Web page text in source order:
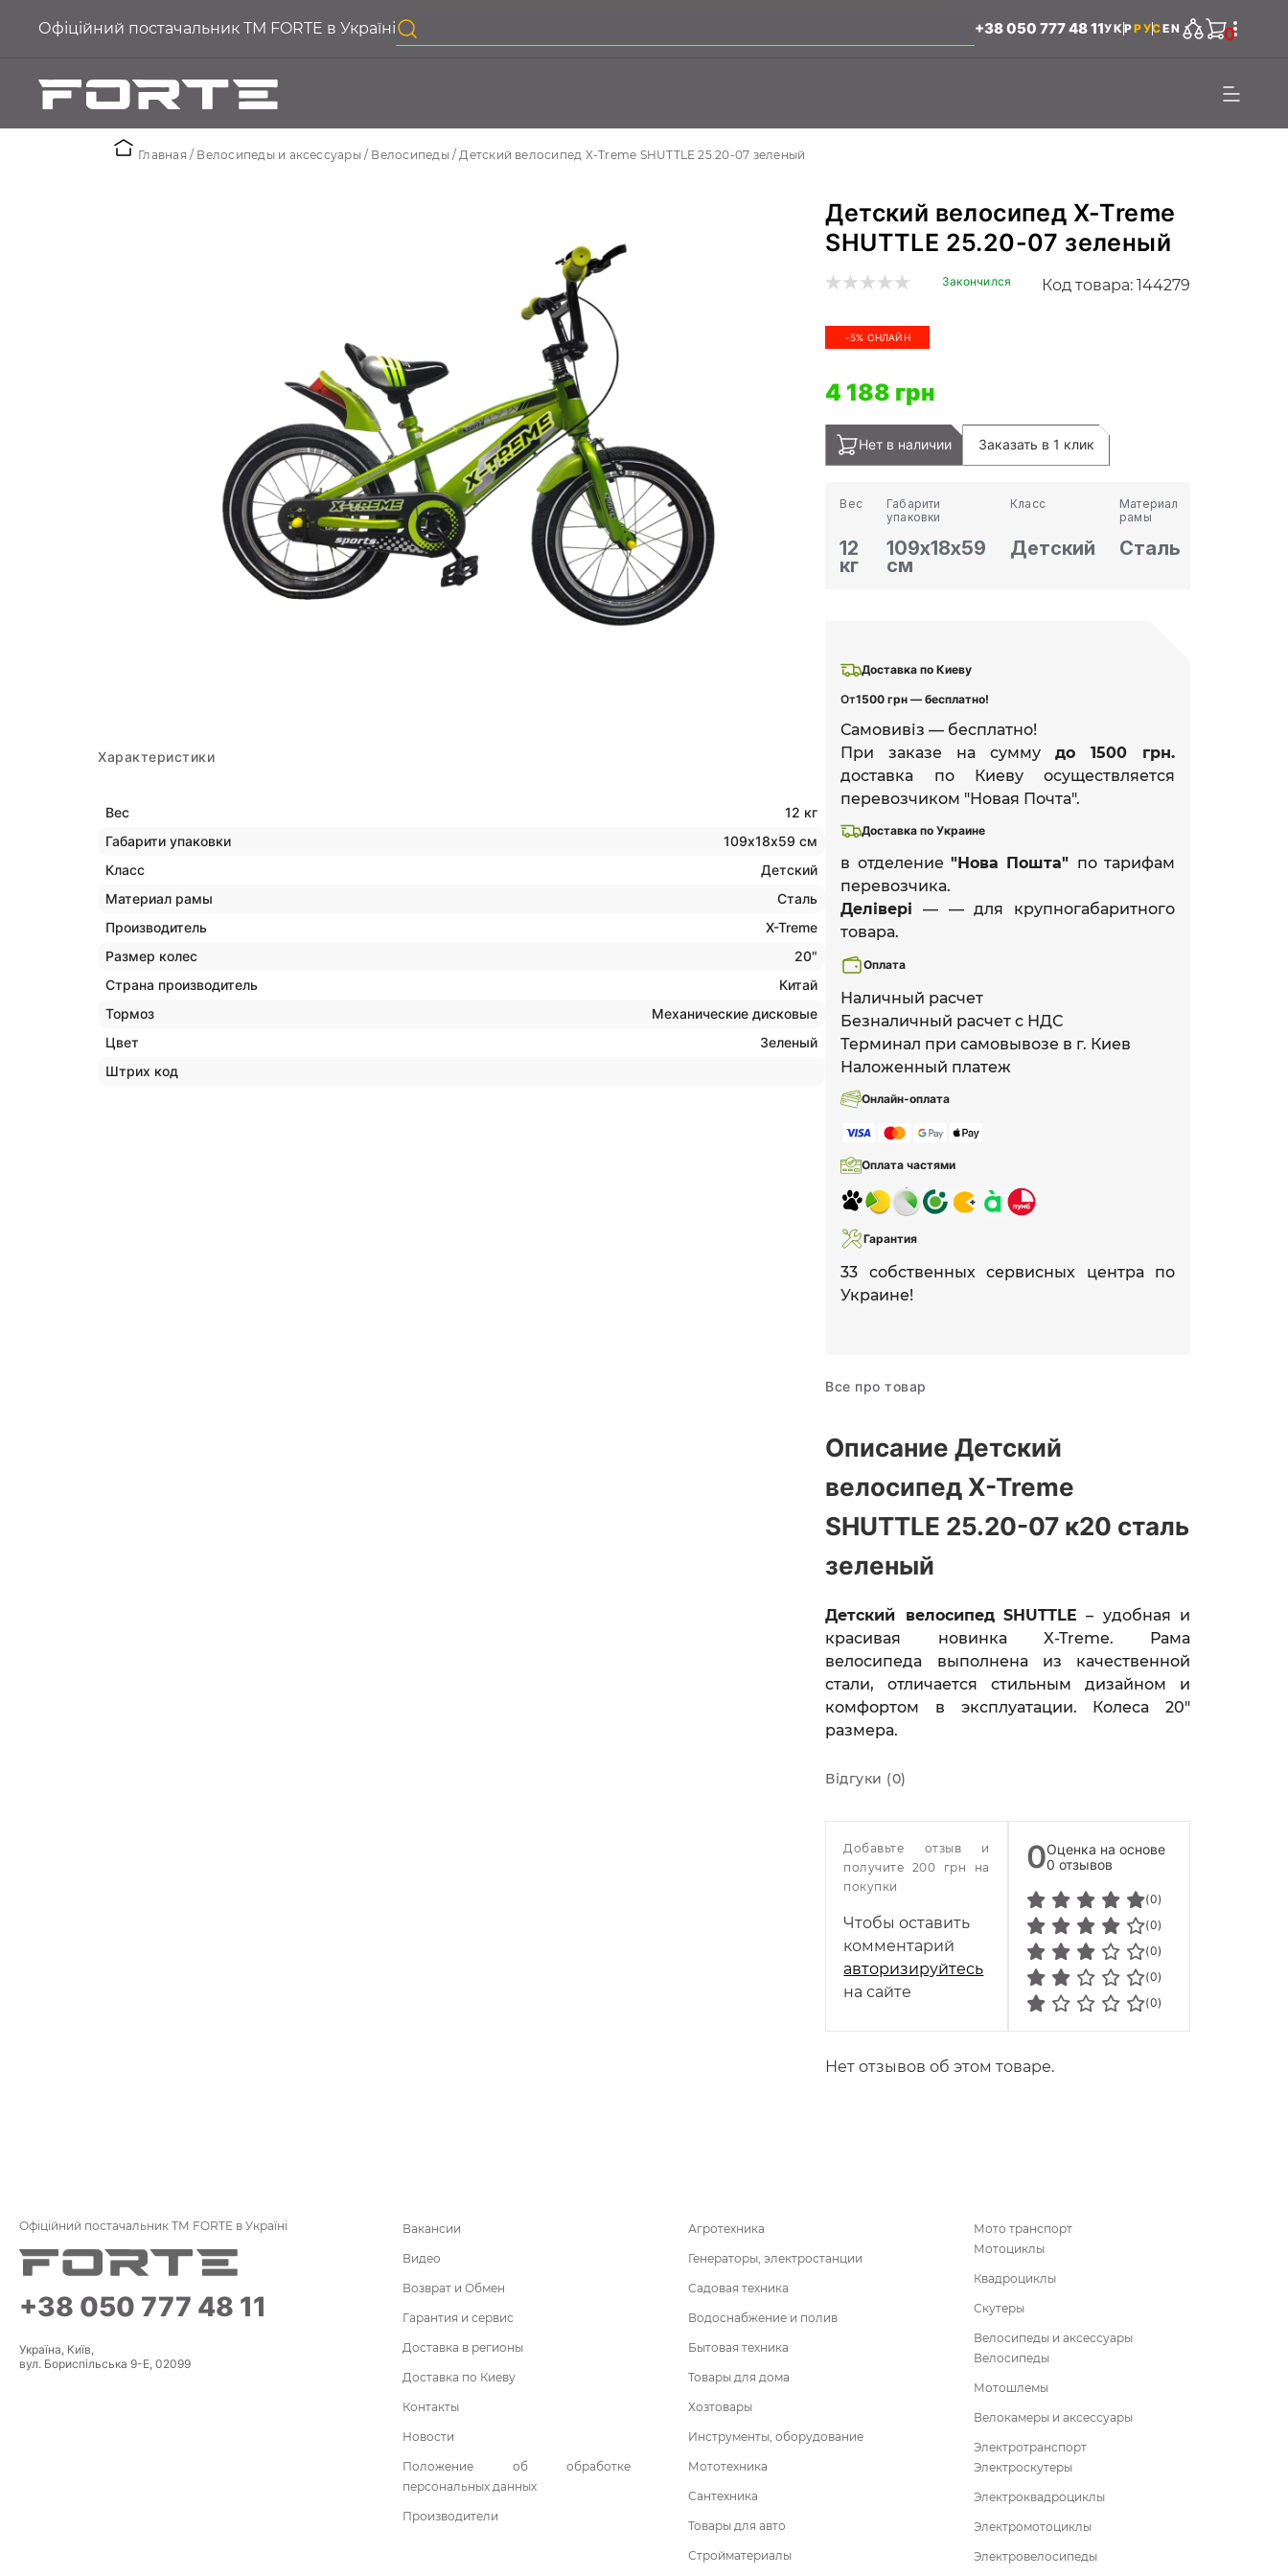
Офіційний постачальник ТМ FORTE в Україні +38 050 777 48 11УКРРУСEN 0
Главная Велосипеды и аксессуары Велосипеды Детский велосипед X-Treme SHUTTLE 25.20-07 зеленый
Характеристики
Вес
12 кг
Габарити упаковки
109х18х59 см
Класс
Детский
Материал рамы
Сталь
Производитель
X-Treme
Размер колес
20"
Страна производитель
Китай
Тормоз
Механические дисковые
Цвет
Зеленый
Штрих код
Детский велосипед X-Treme
SHUTTLE 25.20-07 зеленый
Закончился Код товара: 144279
-5% ОНЛАЙН
4 188 грн
Нет в наличии Заказать в 1 клик
Вес
12
кг
Габарити
упаковки
109х18х59
см
Класс
Детский
Материал
рамы
Сталь
Доставка по Киеву
От1500 грн — бесплатно!
Самовивіз — бесплатно!
При заказе на суммудо 1500 грн.
доставка по Киеву осуществляется
перевозчиком "Новая Почта".
Доставка по Украине
в отделение"Нова Пошта" по тарифам
перевозчика.
Делівері — — для крупногабаритного
товара.
Оплата
Наличный расчет
Безналичный расчет с НДС
Терминал при самовывозе в г. Киев
Наложенный платеж
Онлайн-оплата
Оплата частями
Гарантия
33 собственных сервисных центра по
Украине!
Все про товар
Описание Детский
велосипед X-Treme
SHUTTLE 25.20-07 к20 сталь
зеленый
Детский велосипед SHUTTLE – удобная и
красивая новинка X-Treme.
Рама
велосипеда выполнена из качественной
стали, отличается стильным дизайном и
комфортом в эксплуатации. Колеса 20"
размера.
Відгуки (0)
Добавьте отзыв и
получите 200 грн на
покупки
Чтобы оставить
комментарий
авторизируйтесь
на сайте
0Оценка на основе
0 отзывов
(0)
(0)
(0)
(0)
(0)
Нет отзывов об этом товаре.
Офіційний постачальник ТМ FORTE в Україні
+38 050 777 48 11
Україна, Київ,
вул. Бориспільська 9-Е, 02099
Вакансии
Видео
Возврат и Обмен
Гарантия и сервис
Доставка в регионы
Доставка по Киеву
Контакты
Новости
Положение об обработке
персональных данных
Производители
Агротехника
Генераторы, электростанции
Садовая техника
Водоснабжение и полив
Бытовая техника
Товары для дома
Хозтовары
Инструменты, оборудование
Мототехника
Сантехника
Товары для авто
Стройматериалы
Мото транспорт
Мотоциклы
Квадроциклы
Скутеры
Велосипеды и аксессуары
Велосипеды
Мотошлемы
Велокамеры и аксессуары
Электротранспорт
Электроскутеры
Электроквадроциклы
Электромотоциклы
Электровелосипеды